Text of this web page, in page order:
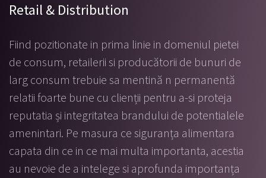
Retail & Distribution
Fiind pozitionate in prima linie in domeniul pietei
de consum, retailerii si producătorii de bunuri de
larg consum trebuie sa mentină n permanentă
relatii foarte bune cu clienții pentru a-si proteja
reputatia și integritatea brandului de potentialele
amenintari. Pe masura ce siguranța alimentara
capata din ce in ce mai multa importanta, acestia
au nevoie de a intelege si aprofunda importanța